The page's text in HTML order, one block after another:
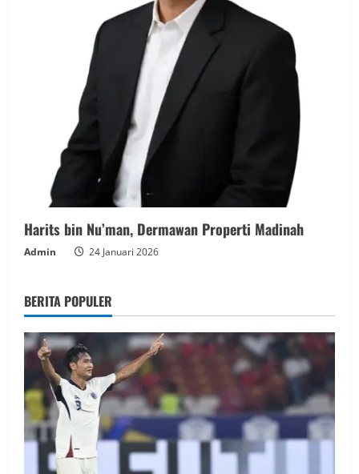
Harits bin Nu’man, Dermawan Properti Madinah
Admin 24 Januari 2026
BERITA POPULER